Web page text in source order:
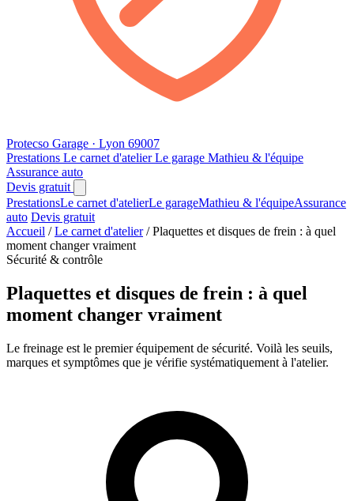
Protecso Garage · Lyon 69007
Prestations Le carnet d'atelierLe garage Mathieu & l'équipe
Assurance auto
Devis gratuit
PrestationsLe carnet d'atelierLe garageMathieu & l'équipeAssurance
auto Devis gratuit
Accueil / Le carnet d'atelier / Plaquettes et disques de frein : à quel
moment changer vraiment
Sécurité & contrôle
Plaquettes et disques de frein : à quel
moment changer vraiment
Le freinage est le premier équipement de sécurité. Voilà les seuils,
marques et symptômes que je vérifie systématiquement à l'atelier.